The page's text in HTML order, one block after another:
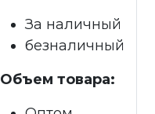
За наличный
безналичный
Объем товара: